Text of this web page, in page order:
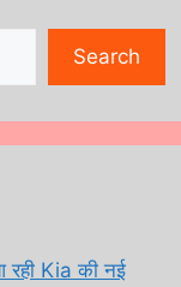
Search
Kia की नई